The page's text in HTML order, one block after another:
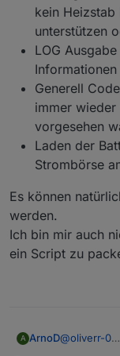
kein
unterstützen
LOG
Generell
immer
vorgesehen
Laden der
Strombörse
Es können
werden.
Ich bin mir auch
ein Script zu
A ArnoD@oliverr-0